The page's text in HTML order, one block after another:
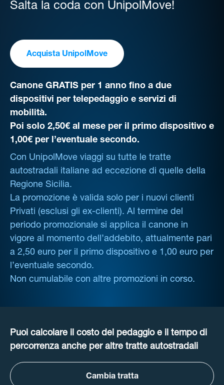
Salta la coda con UnipolMove!
Acquista UnipolMove
Canone GRATIS per 1 anno fino a due
dispositivi per telepedaggio e servizi di
mobilità.
Poi solo 2,50€ al mese per il primo dispositivo e
1,00€ per l’eventuale secondo.
Con UnipolMove viaggi su tutte le tratte
autostradali italiane ad eccezione di quelle della
Regione Sicilia.
La promozione è valida solo per i nuovi clienti
Privati (esclusi gli ex-clienti). Al termine del
periodo promozionale si applica il canone in
vigore al momento dell’addebito, attualmente pari
a 2,50 euro per il primo dispositivo e 1,00 euro per
l’eventuale secondo.
Non cumulabile con altre promozioni in corso.
Puoi calcolare il costo del pedaggio e il tempo di
percorrenza anche per altre tratte autostradali
Cambia tratta